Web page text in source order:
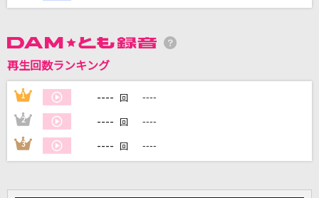
カラオケ最新情報をチェック！
カラオケをもっと楽しもう！
家族や友達と一緒に！練習にも！
再生回数ランキング
1 ---- 回 ----
2 ---- 回 ----
3 ---- 回 ----